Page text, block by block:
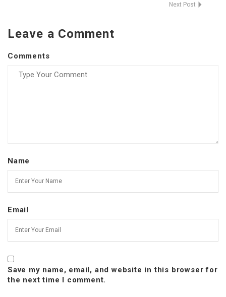
Next Post
Leave a Comment
Comments
Name
Email
Save my name, email, and website in this browser for
the next time I comment.